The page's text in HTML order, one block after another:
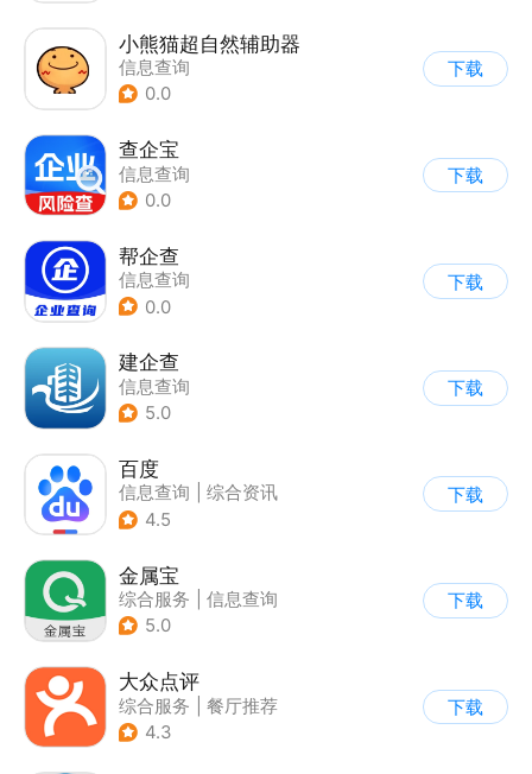
小熊猫超自然辅助器
信息查询
0.0
下载
查企宝
信息查询
0.0
下载
帮企查
信息查询
0.0
下载
建企查
信息查询
5.0
下载
百度
信息查询
综合资讯
4.5
下载
金属宝
综合服务
信息查询
5.0
下载
大众点评
综合服务
餐厅推荐
4.3
下载